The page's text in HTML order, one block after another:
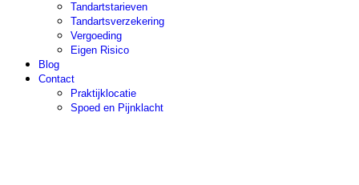
Tandartstarieven
Tandartsverzekering
Vergoeding
Eigen Risico
Blog
Contact
Praktijklocatie
Spoed en Pijnklacht